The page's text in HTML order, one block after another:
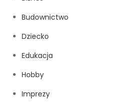
Budownictwo
Dziecko
Edukacja
Hobby
Imprezy